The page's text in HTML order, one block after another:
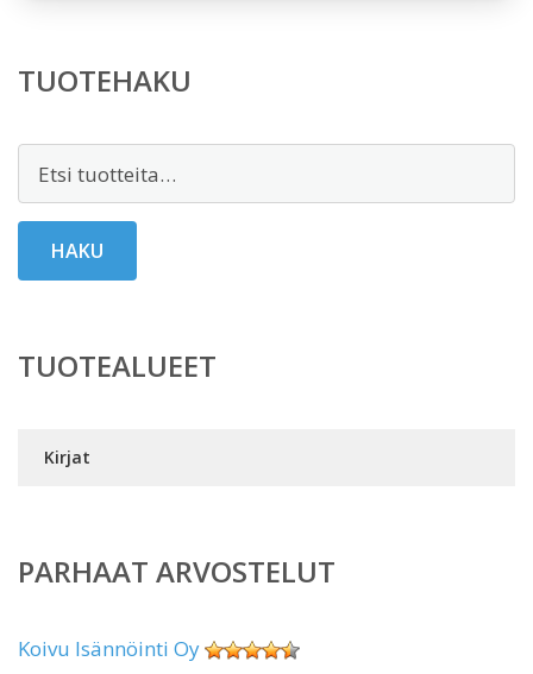
TUOTEHAKU
HAKU
TUOTEALUEET
Kirjat
PARHAAT ARVOSTELUT
Koivu Isännöinti Oy